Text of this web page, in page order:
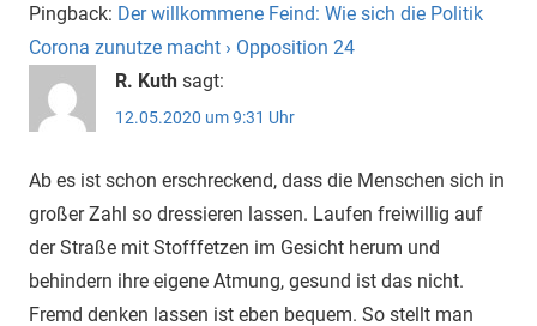
Pingback: Der willkommene Feind: Wie sich die Politik
Corona zunutze macht › Opposition 24
R. Kuth sagt:
12.05.2020 um 9:31 Uhr
Ab es ist schon erschreckend, dass die Menschen sich in
großer Zahl so dressieren lassen. Laufen freiwillig auf
der Straße mit Stofffetzen im Gesicht herum und
behindern ihre eigene Atmung, gesund ist das nicht.
Fremd denken lassen ist eben bequem. So stellt man